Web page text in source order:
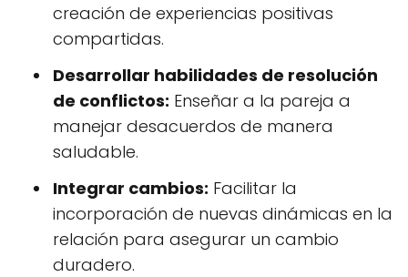
creación de experiencias positivas
compartidas.
Desarrollar habilidades de resolución
de conflictos: Enseñar a la pareja a
manejar desacuerdos de manera
saludable.
Integrar cambios: Facilitar la
incorporación de nuevas dinámicas en la
relación para asegurar un cambio
duradero.